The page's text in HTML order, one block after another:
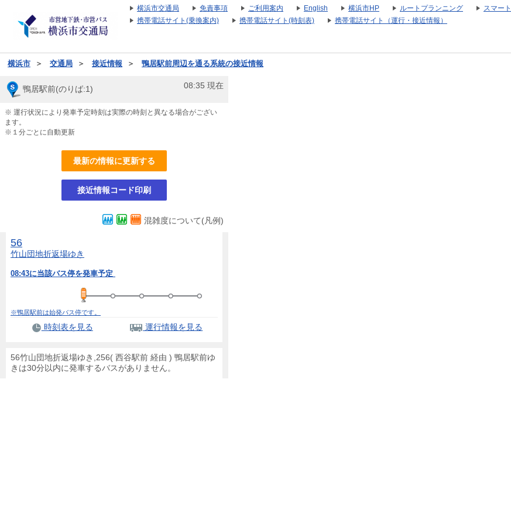
横浜市交通局 免責事項 ご利用案内 English 横浜市HP ルートプランニング
スマー
携帯電話サイト(乗換案内)
携帯電話サイト(時刻表) 携帯電話サイト（運行・接近情報）
横浜市 ＞ 交通局 ＞ 接近情報 ＞ 鴨居駅前周辺を通る系統の接近情報
鴨居駅前(のりば:1) 08:35 現在
※ 運行状況により発車予定時刻は実際の時刻と異なる場合がござい
ます。
※１分ごとに自動更新
最新の情報に更新する
接近情報コード印刷
混雑度について(凡例)
56
竹山団地折返場ゆき
08:43に当該バス停を発車予定
※鴨居駅前は始発バス停です。
時刻表を見る 運行情報を見る
56竹山団地折返場ゆき,256( 西谷駅前 経由 ) 鴨居駅前ゆ
きは30分以内に発車するバスがありません。